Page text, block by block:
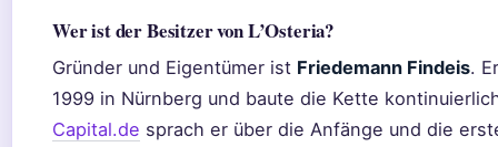
Wer ist der Besitzer von L’Osteria?
Gründer und Eigentümer ist Friedemann Findeis.
1999 in Nürnberg und baute die Kette
Capital.de sprach er über die Anfänge und die